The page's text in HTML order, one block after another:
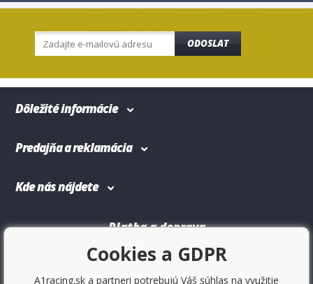
ODOSLAT
Dôležité informácie
Predajňa a reklamácia
Kde nás nájdete
Platba a doprava
Cookies a GDPR
A1racing.sk a partneri potrebujú Váš súhlas na využitie